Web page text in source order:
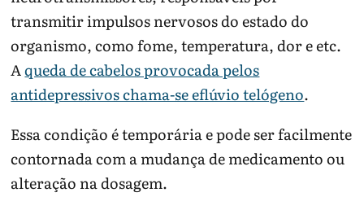
transmitir impulsos nervosos do estado do
organismo, como fome, temperatura, dor e etc.
Aqueda de cabelos provocada pelos
antidepressivos chama-se eflúvio telógeno.
Essa condição é temporária e pode ser facilmente
contornada com a mudança de medicamento ou
alteração na dosagem.